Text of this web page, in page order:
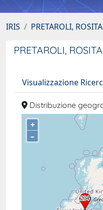
IRIS PRETAROLI, ROSITA
PRETAROLI, ROSITA
Visualizzazione
Distribuzione
+
–